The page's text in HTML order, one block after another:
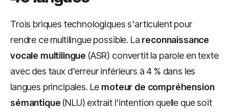
Trois briques technologiques s'articulent pour
rendre ce multilingue possible. La reconnaissance
vocale multilingue (ASR) convertit la parole en texte
avec des taux d'erreur inférieurs à 4 % dans les
langues principales. Le moteur de compréhension
sémantique (NLU) extrait l'intention quelle que soit